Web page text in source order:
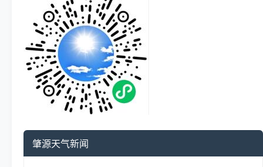
肇源天气新闻